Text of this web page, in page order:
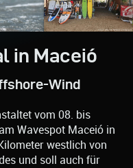
in Maceió
Wind
vom 08. bis
Wavespot Maceió in
westlich von
und soll auch für